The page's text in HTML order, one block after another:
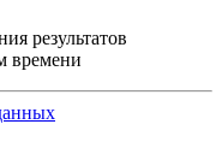
результатов
времени